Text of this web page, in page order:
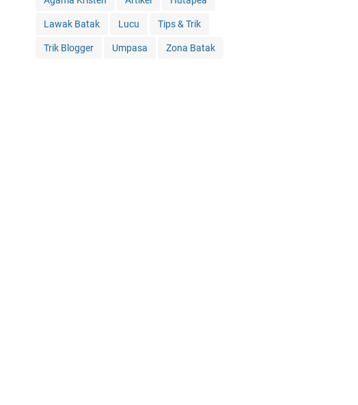
Lawak Batak Lucu Tips & Trik
Trik Blogger Umpasa Zona Batak